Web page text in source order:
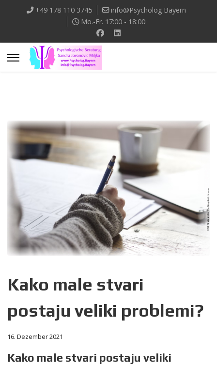
+49 178 110 3745
info@Psycholog.Bayern
Mo.-Fr. 17:00 - 18:00
Kako male stvari
postaju veliki problemi?
16. Dezember 2021
Kako male stvari postaju veliki